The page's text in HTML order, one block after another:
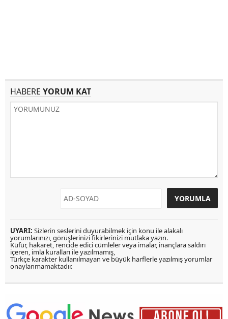
HABERE YORUM KAT
UYARI: Sizlerin seslerini duyurabilmek için konu ile alakalı
yorumlarınızı, görüşlerinizi fikirlerinizi mutlaka yazın.
Küfür, hakaret, rencide edici cümleler veya imalar, inançlara saldırı
içeren, imla kuralları ile yazılmamış,
Türkçe karakter kullanılmayan ve büyük harflerle yazılmış yorumlar
onaylanmamaktadır.